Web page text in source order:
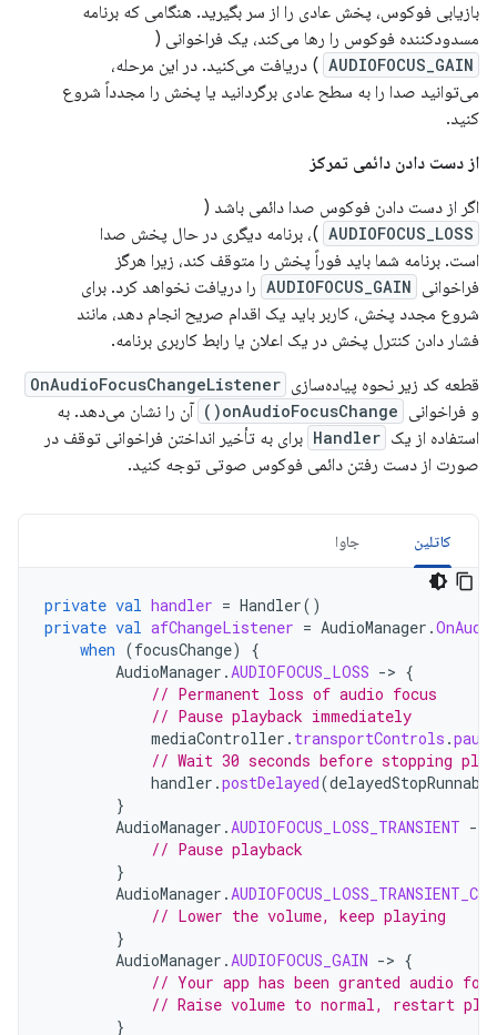
بازیابی فوکوس، پخش عادی را از سر بگیرید. هنگامی که برنامه
مسدودکننده فوکوس را رها می‌کند، یک فراخوانی (
AUDIOFOCUS_GAIN ) دریافت می‌کنید. در این مرحله،
می‌توانید صدا را به سطح عادی برگردانید یا پخش را مجدداً شروع
کنید.
از دست دادن دائمی تمرکز
اگر از دست دادن فوکوس صدا دائمی باشد (
AUDIOFOCUS_LOSS )، برنامه دیگری در حال پخش صدا
است. برنامه شما باید فوراً پخش را متوقف کند، زیرا هرگز
فراخوانی AUDIOFOCUS_GAIN را دریافت نخواهد کرد. برای
شروع مجدد پخش، کاربر باید یک اقدام صریح انجام دهد، مانند
فشار دادن کنترل پخش در یک اعلان یا رابط کاربری برنامه.
قطعه کد زیر نحوه پیاده‌سازی OnAudioFocusChangeListener
و فراخوانی onAudioFocusChange()
آن را نشان می‌دهد. به
استفاده از یک Handler برای به تأخیر انداختن فراخوانی توقف در
صورت از دست رفتن دائمی فوکوس صوتی توجه کنید.
کاتلین جاوا
private val handler = Handler()
private val afChangeListener = AudioManager .
when (focusChange)
{
AudioManager .AUDIOFOCUS_LOSS -> {
// Permanent loss of audio focus
// Pause playback immediately
mediaController . transportControls .pause
// Wait 30 seconds before stopping
handler .postDelayed(delayedStopRunnable
}
AudioManager .AUDIOFOCUS_LOSS_TRANSIENT -
// Pause playback
}
AudioManager .
// Lower the volume, keep playing
}
AudioManager .AUDIOFOCUS_GAIN -> {
// Your app has been granted audio
// Raise volume to normal, restart
}